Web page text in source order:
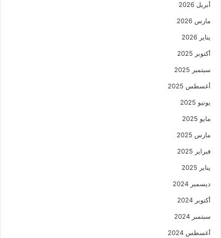
أبريل 2026
مارس 2026
يناير 2026
أكتوبر 2025
سبتمبر 2025
أغسطس 2025
يونيو 2025
مايو 2025
مارس 2025
فبراير 2025
يناير 2025
ديسمبر 2024
أكتوبر 2024
سبتمبر 2024
أغسطس 2024